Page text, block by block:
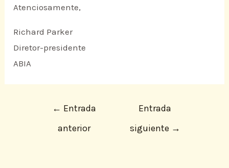
Atenciosamente,
Richard Parker
Diretor-presidente
ABIA
← Entrada
anterior
Entrada
siguiente →